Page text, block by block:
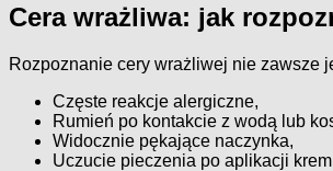
Cera wrażliwa: jak
Rozpoznanie cery wrażliwej nie zawsze
Częste reakcje alergiczne,
Rumień po kontakcie z wodą lub
Widocznie pękające naczynka,
Uczucie pieczenia po aplikacji